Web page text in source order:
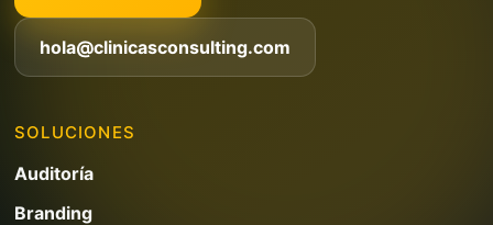
hola@clinicasconsulting.com
SOLUCIONES
Auditoría
Branding